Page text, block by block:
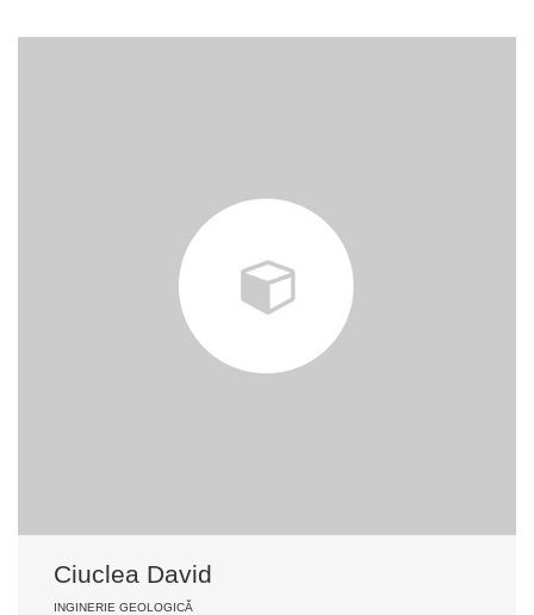
Ciuclea David
INGINERIE GEOLOGICĂ